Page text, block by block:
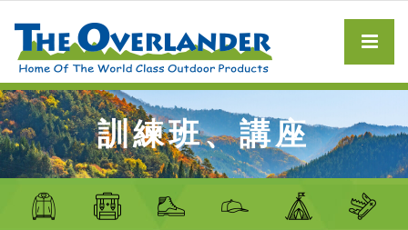
訓練班、講座